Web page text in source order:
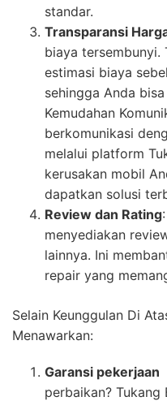
standar.
Transparansi
biaya tersembunyi.
estimasi biaya
sehingga Anda
Kemudahan
berkomunikasi
melalui platform
kerusakan mobil
dapatkan solusi
Review dan Rating
menyediakan
lainnya. Ini
repair yang
Selain Keunggulan Di
Menawarkan:
Garansi pekerjaan
perbaikan?